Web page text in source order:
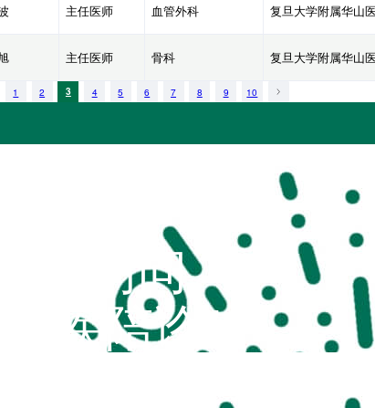
主任医师 血管外科 复旦大学附属华山
主任医师 骨科 复旦大学附属华山
1 2 3 4 5 6 7 8 9 10
扫码访问
“不疾陪诊”